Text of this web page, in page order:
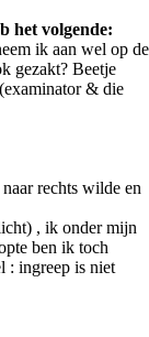
het volgende:
ik aan wel op de
gezakt? Beetje
& die
rechts wilde en
, ik onder mijn
ben ik toch
: ingreep is niet